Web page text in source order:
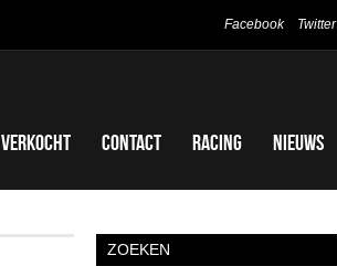
Verkocht Contact Racing Nieuws
Facebook Twitter
ZOEKEN